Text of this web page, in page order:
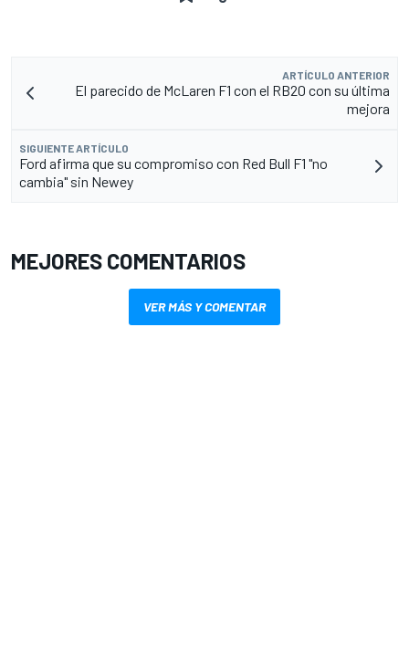
ARTÍCULO ANTERIOR
El parecido de McLaren F1 con el RB20 con su última
mejora
SIGUIENTE ARTÍCULO
Ford afirma que su compromiso con Red Bull F1 "no
cambia" sin Newey
MEJORES COMENTARIOS
VER MÁS Y COMENTAR